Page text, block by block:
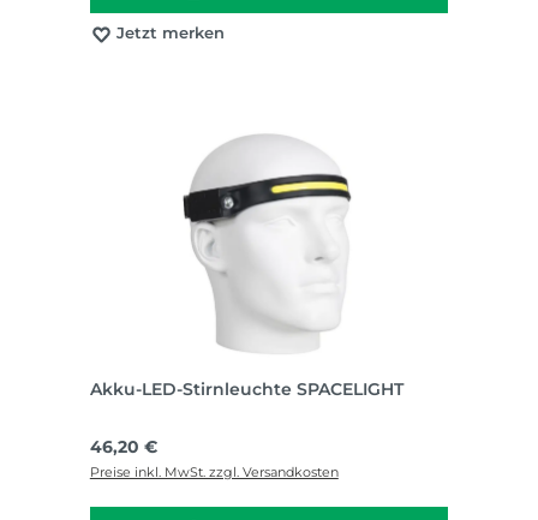
Jetzt merken
Akku-LED-Stirnleuchte SPACELIGHT
Regulärer Preis:
46,20 €
Preise inkl. MwSt. zzgl. Versandkosten